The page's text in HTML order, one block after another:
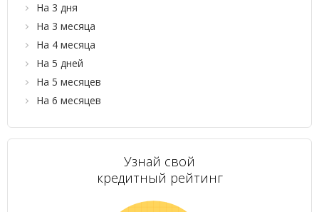
На 3 дня
На 3 месяца
На 4 месяца
На 5 дней
На 5 месяцев
На 6 месяцев
Узнай свой
кредитный рейтинг